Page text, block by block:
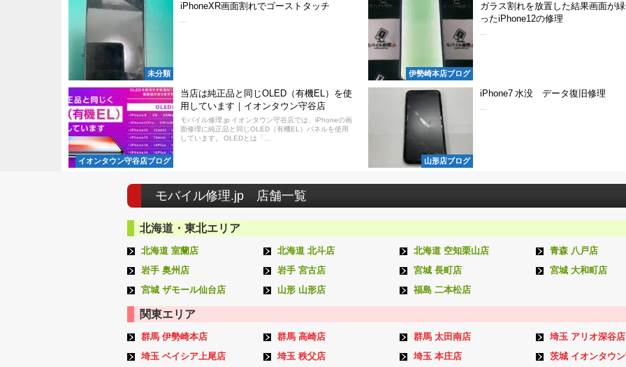
未分類
iPhoneXR画面割れでゴーストタッチ
伊勢崎本店ブログ
ガラス割れを放置した結果画面が
ったiPhone12の修理
イオンタウン守谷店ブログ
当店は純正品と同じOLED（有機EL）を使
用しています｜イオンタウン守谷店
モバイル修理.jp イオンタウン守谷店では、iPhoneの画
面修理に純正品と同じOLED（有機EL）パネルを使用
しています。 OLEDとは「...
山形店ブログ
iPhone7 水没 データ復旧修理
モバイル修理.jp 店舗一覧
北海道・東北エリア
北海道 室蘭店 北海道 北斗店 北海道 空知栗山店
青森 八戸店
岩手 奥州店
岩手 宮古店 宮城 長町店
宮城 大和町店
宮城 ザモール仙台店
山形 山形店 福島 二本松店
関東エリア
群馬 伊勢崎本店 群馬 高崎店 群馬 太田南店
埼玉 アリオ深谷店
埼玉 ベイシア上尾店
埼玉 秩父店 埼玉 本庄店 茨城 イオンタウ